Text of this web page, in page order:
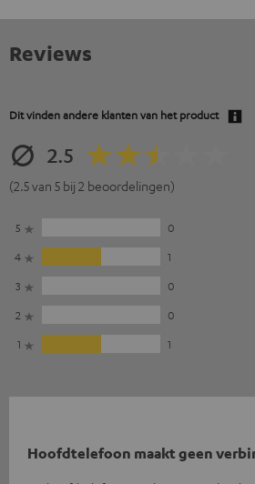
Reviews
Dit vinden andere klanten van het product
2.5
(2.5 van 5 bij 2 beoordelingen)
5
0
4
1
3
0
2
0
1
1
Hoofdtelefoon maakt geen